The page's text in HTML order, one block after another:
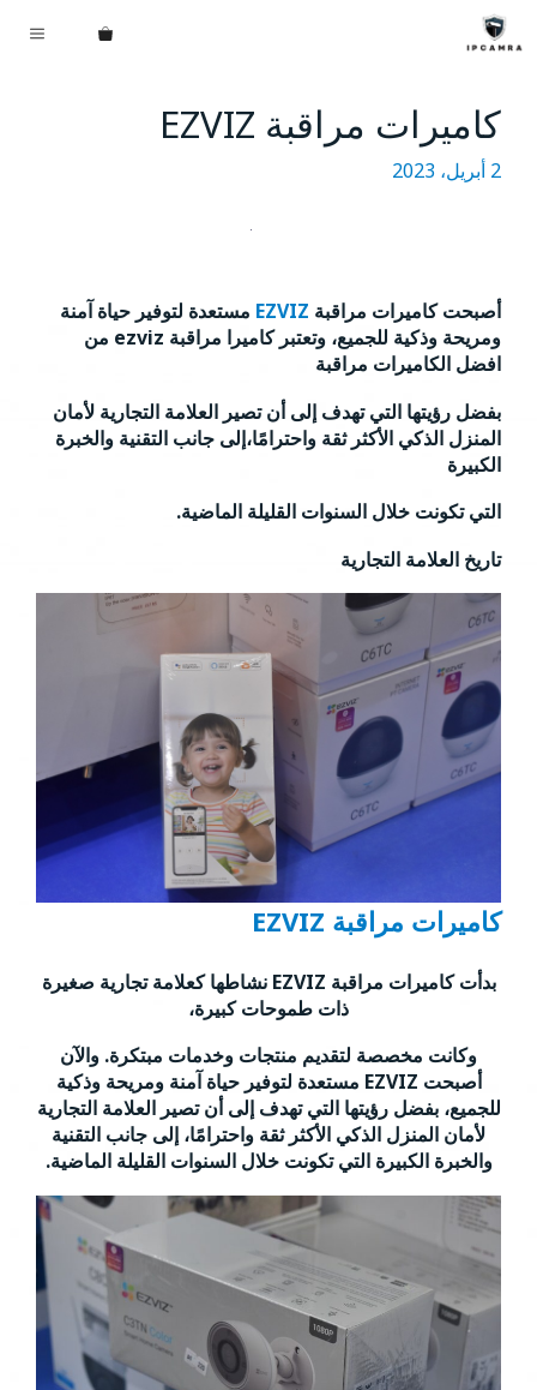
انتقل
إلى
كاميرات مراقبة EZVIZ
2 أبريل، 2023
أصبحت كاميرات مراقبة EZVIZ مستعدة لتوفير حياة آمنة
ومريحة وذكية للجميع، وتعتبر كاميرا مراقبة ezviz من
افضل الكاميرات مراقبة
بفضل رؤيتها التي تهدف إلى أن تصير العلامة التجارية لأمان
المنزل الذكي الأكثر ثقة واحترامًا،إلى جانب التقنية والخبرة
الكبيرة
التي تكونت خلال السنوات القليلة الماضية.
تاريخ العلامة التجارية
كاميرات مراقبة EZVIZ
بدأت كاميرات مراقبة EZVIZ نشاطها كعلامة تجارية صغيرة
ذات طموحات كبيرة،
وكانت مخصصة لتقديم منتجات وخدمات مبتكرة. والآن
أصبحت EZVIZ مستعدة لتوفير حياة آمنة ومريحة وذكية
للجميع، بفضل رؤيتها التي تهدف إلى أن تصير العلامة التجارية
لأمان المنزل الذكي الأكثر ثقة واحترامًا، إلى جانب التقنية
والخبرة الكبيرة التي تكونت خلال السنوات القليلة الماضية.